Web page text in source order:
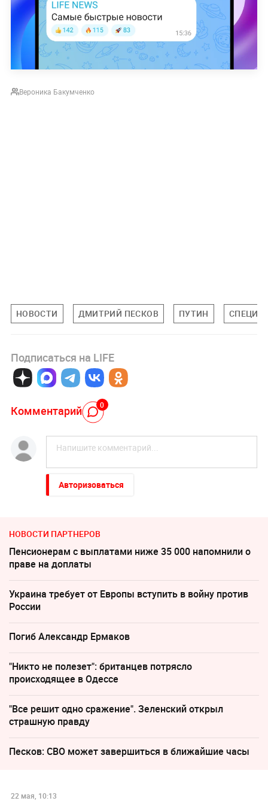
Вероника Бакумченко
НОВОСТИ ДМИТРИЙ ПЕСКОВ ПУТИН
Подписаться на LIFE
Комментарий 0
Авторизоваться
НОВОСТИ ПАРТНЕРОВ
Пенсионерам с выплатами ниже 35 000 напомнили о
праве на доплаты
Украина требует от Европы вступить в войну против
России
Погиб Александр Ермаков
"Никто не полезет": британцев потрясло
происходящее в Одессе
"Все решит одно сражение". Зеленский открыл
страшную правду
Песков: СВО может завершиться в ближайшие часы
22 мая, 10:13